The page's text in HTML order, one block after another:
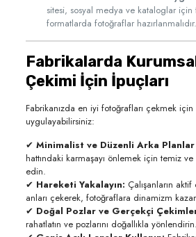
sitesi, sosyal medya ve kataloglar için
formatlarda fotoğraflar hazırlanmalıdır.
Fabrikalarda
Çekimi İçin İpuçları
Fabrikanızda en iyi fotoğrafları çekmek için
uygulayabilirsiniz:
✔ Minimalist ve Düzenli Arka Planlar
hattındaki karmaşayı önlemek için temiz
edin.
✔ Hareketi Yakalayın: Çalışanların
anları çekerek, fotoğraflara dinamizm
✔ Doğal Pozlar ve Gerçekçi
rahatlatın ve pozlarını doğallıkla yönlendirin.